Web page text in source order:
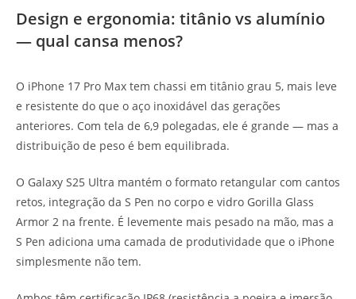
Design e ergonomia: titânio vs alumínio
— qual cansa menos?
O iPhone 17 Pro Max tem chassi em titânio grau 5, mais leve
e resistente do que o aço inoxidável das gerações
anteriores. Com tela de 6,9 polegadas, ele é grande — mas a
distribuição de peso é bem equilibrada.
O Galaxy S25 Ultra mantém o formato retangular com cantos
retos, integração da S Pen no corpo e vidro Gorilla Glass
Armor 2 na frente. É levemente mais pesado na mão, mas a
S Pen adiciona uma camada de produtividade que o iPhone
simplesmente não tem.